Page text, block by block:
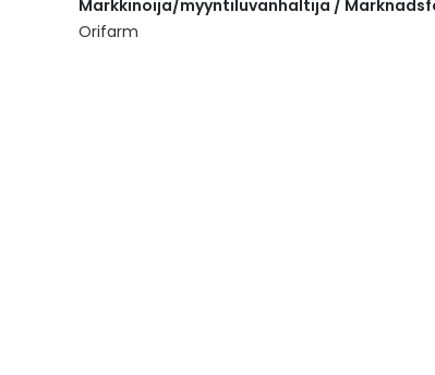
the
images
Markkinoija/myyntiluvanhaltija /
Orifarm